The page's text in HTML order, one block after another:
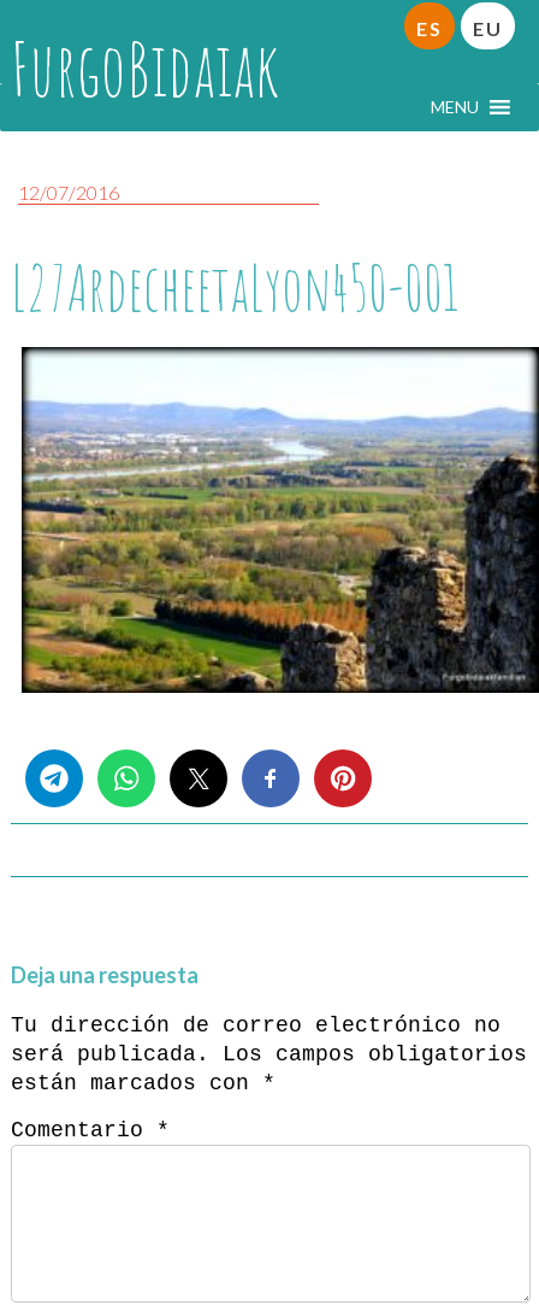
FurgoBidaiak MENU
ES EU
12/07/2016
L27ArdecheetaLyon450-001
Deja una respuesta
Tu dirección de correo electrónico no
será publicada.
Los campos obligatorios
están marcados con
*
Comentario
*